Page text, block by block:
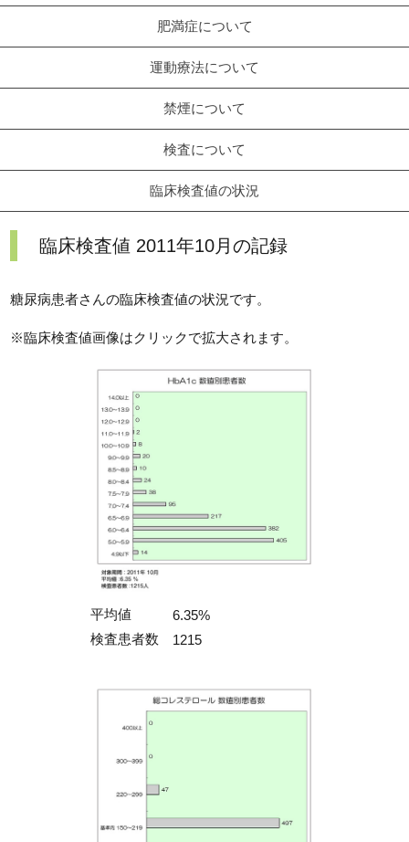
肥満症について
運動療法について
禁煙について
検査について
臨床検査値の状況
臨床検査値 2011年10月の記録
糖尿病患者さんの臨床検査値の状況です。
※臨床検査値画像はクリックで拡大されます。
平均値
6.35%
検査患者数
1215